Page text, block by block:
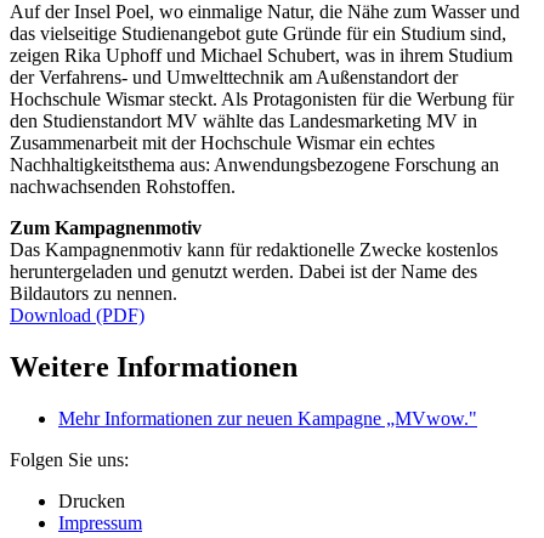
Auf der Insel Poel, wo einmalige Natur, die Nähe zum Wasser und
das vielseitige Studienangebot gute Gründe für ein Studium sind,
zeigen Rika Uphoff und Michael Schubert, was in ihrem Studium
der Verfahrens- und Umwelttechnik am Außenstandort der
Hochschule Wismar steckt. Als Protagonisten für die Werbung für
den Studienstandort MV wählte das Landesmarketing MV in
Zusammenarbeit mit der Hochschule Wismar ein echtes
Nachhaltigkeitsthema aus: Anwendungsbezogene Forschung an
nachwachsenden Rohstoffen.
Zum Kampagnenmotiv
Das Kampagnenmotiv kann für redaktionelle Zwecke kostenlos
heruntergeladen und genutzt werden. Dabei ist der Name des
Bildautors zu nennen.
Download (PDF)
Weitere Informationen
Mehr Informationen zur neuen Kampagne „MVwow."
Folgen Sie uns:
Drucken
Impressum